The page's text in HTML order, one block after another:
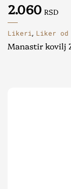
2.060 RSD
Likeri, Liker od
Manastir kovilj